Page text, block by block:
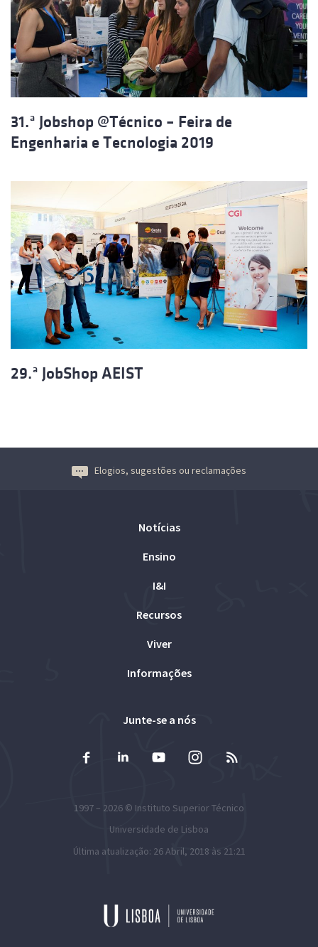
31.ª Jobshop @Técnico – Feira de
Engenharia e Tecnologia 2019
29.ª JobShop AEIST
Elogios, sugestões ou reclamações
Notícias
Ensino
I&I
Recursos
Viver
Informações
Junte-se a nós
1997 – 2026 © Instituto Superior Técnico
Universidade de Lisboa
Última atualização: 26 Abril, 2018 às 21:21